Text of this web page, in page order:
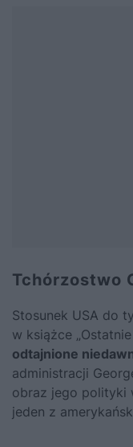
Tchórzostwo
Stosunek USA do
w książce „
odtajnione
administracji
obraz jego polityki
jeden z